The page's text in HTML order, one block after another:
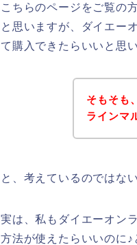
こちらのページをご覧の
と思いますが、ダイエー
て購入できたらいいと思
そもそも
ラインマ
と、考えているのではな
実は、私もダイエーオン
方法が使えたらいいのに♪